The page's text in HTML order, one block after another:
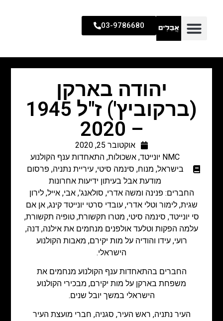
03-9786680
יהודה בארקן
(ברקוביץ') ז"ל 1945
– 2020
אוקטובר 25, 2020
NMC יונייטד
, אשכולות, התאחדות ענף הקולנוע
בישראל, מנוח, סינמה סיטי,עיריית נתניה, פרסום
מודעת אבל בעיתון ידיעות אחרונות
החברים: פנינה ומשה אדרי, סולאנג', אבי, אייל, לירון
שגית, לימור וטלי אדרי, עובדי סרטי יונייטד קינג, אן אם
סי יונייטד, סינמה סיטי, מטרו תקשורת, טופיה תקשורת,
עלמה הפקות וטלעד אולפנים מנחמים את אילנה, דנה,
רועי, עידו והודיה על מות יקירם, מאבות הקולנוע
הישראלי.
החברים בהתאחדות ענף הקולנוע מנחמים את
משפחת בארקן על מות יקירם, מבכירי הקולנוע
הישראלי במשך יובל שנים.
העיר נתניה, ראש העיר, סגניה, חברי מועצת העיר